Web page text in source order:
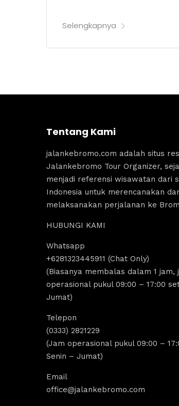
Selengkapnya
Tentang Kami
jalankebromo.com adalah situs
Jalankebromo Tour Organizer,
menjadi referensi wisawatan dari
Indonesia untuk merencanakan
melaksanakan perjalanan ke
HUBUNGI KAMI
Whatsapp
+6281323445911 (Chat Only)
(Biasanya membalas dalam 1 jam,
operasional pukul 09:00 – 17:00
Jumat)
Telepon
(0333) 2821229
(Jam operasional pukul 09:00 –
Senin – Jumat)
Email
office@jalankebromo.com
menyediakan sewa
Jeep malang.
aktivitas tour
dan trip bromo.
destinasi Air terjun
amazing banget
4 years ago
bromo, kita bisa
Sunrise dan